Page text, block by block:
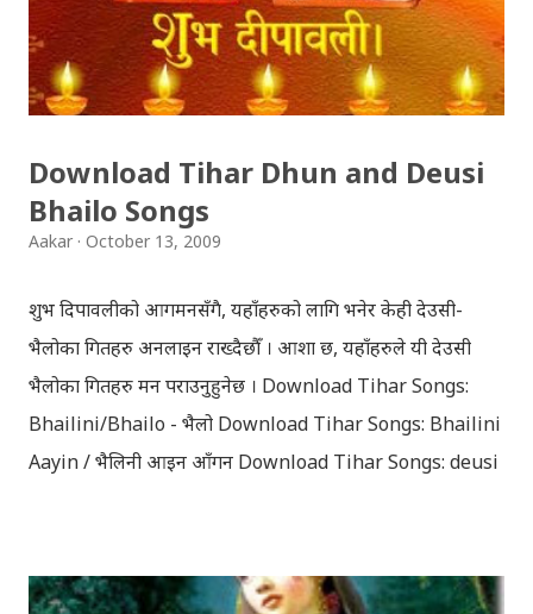
Download Tihar Dhun and Deusi
Bhailo Songs
Aakar October 13, 2009
शुभ दिपावलीको आगमनसँगै, यहाँहरुको लागि भनेर केही देउसी-
भैलोका गितहरु अनलाइन राख्दैछौँ । आशा छ, यहाँहरुले यी देउसी
भैलोका गितहरु मन पराउनुहुनेछ । Download Tihar Songs:
Bhailini/Bhailo - भैलो Download Tihar Songs: Bhailini
Aayin / भैलिनी आइन आँगन Download Tihar Songs: deusi
Songs: diyo baali sanjh ko / दियो बाली साँझ को